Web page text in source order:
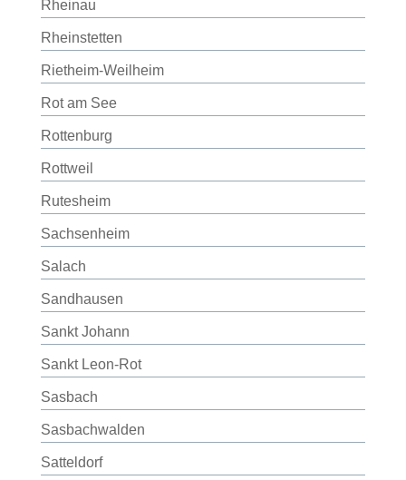
Rheinau
Rheinstetten
Rietheim-Weilheim
Rot am See
Rottenburg
Rottweil
Rutesheim
Sachsenheim
Salach
Sandhausen
Sankt Johann
Sankt Leon-Rot
Sasbach
Sasbachwalden
Satteldorf